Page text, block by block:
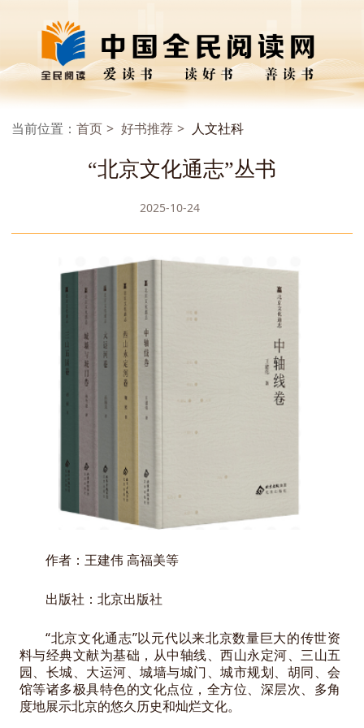
当前位置： 首页 好书推荐 人文社科
“北京文化通志”丛书
2025-10-24
作者：王建伟 高福美等
出版社：北京出版社
“北京文化通志”以元代以来北京数量巨大的传世资
料与经典文献为基础，从中轴线、西山永定河、三山五
园、长城、大运河、城墙与城门、城市规划、胡同、会
馆等诸多极具特色的文化点位，全方位、深层次、多角
度地展示北京的悠久历史和灿烂文化。